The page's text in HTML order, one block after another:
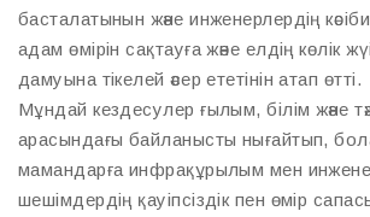
басталатынын және инженерлердің кәсіби
адам өмірін сақтауға және елдің көлік
дамуына тікелей әсер ететінін атап өтті.
Мұндай кездесулер ғылым, білім және
арасындағы байланысты нығайтып,
мамандарға инфрақұрылым мен
шешімдердің қауіпсіздік пен өмір